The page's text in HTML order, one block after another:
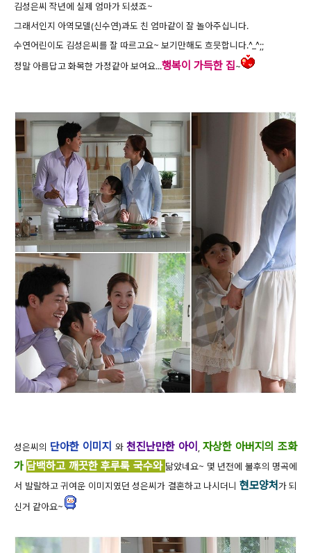
김성은씨 작년에 실제 엄마가 되셨죠~
그래서인지 아역모델(신수연)과도 친 엄마같이 잘 놀아주십니다.
수연어린이도 김성은씨를 잘 따르고요~ 보기만해도 흐믓합니다.^_^;;
정말 아름답고 화목한 가정같아 보여요...행복이 가득한 집~
성은씨의 단아한 이미지 와 천진난만한 아이
자상한 아버지의 조화
가 담백하고 깨끗한 후루룩 국수와 닮았네요~ 몇 년전에 불후의 명곡에
서 발랄하고 귀여운 이미지였던 성은씨가 결혼하고 나시더니 현모양처가 되
신거 같아요~